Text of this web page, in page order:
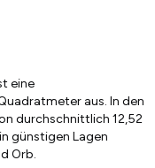
eine
aus. In den
durchschnittlich 12,52
günstigen Lagen
Orb.